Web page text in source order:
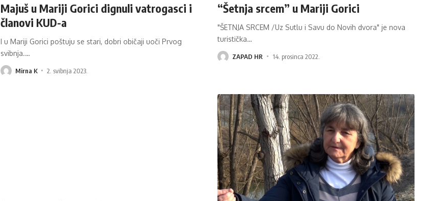
Majuš u Mariji Gorici dignuli vatrogasci i
članovi KUD-a
I u Mariji Gorici poštuju se stari, dobri običaji uoči Prvog
svibnja.…
Mirna K 2. svibnja 2023.
“Šetnja srcem” u Mariji Gorici
"ŠETNJA SRCEM /Uz Sutlu i Savu do Novih dvora" je nova
turistička…
ZAPAD HR 14. prosinca 2022.